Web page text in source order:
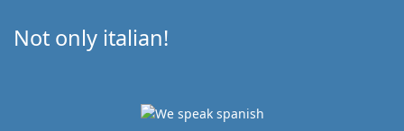
Not only italian!